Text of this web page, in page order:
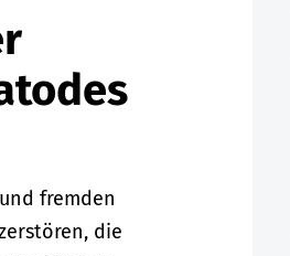
fremden
die